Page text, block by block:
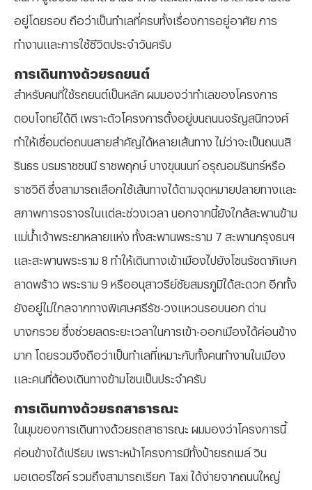
อยู่โดยรอบ ถือว่าเป็นทำเลที่ครบทั้งเรื่องการอยู่อาศัย การ
ทำงานและการใช้ชีวิตประจำวันครับ
การเดินทางด้วยรถยนต์
สำหรับคนที่ใช้รถยนต์เป็นหลัก ผมมองว่าทำเลของโครงการ
ตอบโจทย์ได้ดี เพราะตัวโครงการตั้งอยู่บนถนนจรัญสนิทวงศ์
ทำให้เชื่อมต่อถนนสายสำคัญได้หลายเส้นทาง ไม่ว่าจะเป็นถนนสิ
รินธร บรมราชชนนี ราชพฤกษ์ บางขุนนนท์ อรุณอมรินทร์หรือ
ราชวิถี ซึ่งสามารถเลือกใช้เส้นทางได้ตามจุดหมายปลายทางและ
สภาพการจราจรในแต่ละช่วงเวลา นอกจากนี้ยังใกล้สะพานข้าม
แม่น้ำเจ้าพระยาหลายแห่ง ทั้งสะพานพระราม 7 สะพานกรุงธนฯ
และสะพานพระราม 8 ทำให้เดินทางเข้าเมืองไปยังโซนรัชดาภิเษก
ลาดพร้าว พระราม 9 หรืออนุสาวรีย์ชัยสมรภูมิได้สะดวก อีกทั้ง
ยังอยู่ไม่ไกลจากทางพิเศษศรีรัช-วงแหวนรอบนอก ด่าน
บางกรวย ซึ่งช่วยลดระยะเวลาในการเข้า-ออกเมืองได้ค่อนข้าง
มาก โดยรวมจึงถือว่าเป็นทำเลที่เหมาะกับทั้งคนทำงานในเมือง
และคนที่ต้องเดินทางข้ามโซนเป็นประจำครับ
การเดินทางด้วยรถสาธารณะ
ในมุมของการเดินทางด้วยรถสาธารณะ ผมมองว่าโครงการนี้
ค่อนข้างได้เปรียบ เพราะหน้าโครงการมีทั้งป้ายรถเมล์ วิน
มอเตอร์ไซค์ รวมถึงสามารถเรียก Taxi ได้ง่ายจากถนนใหญ่